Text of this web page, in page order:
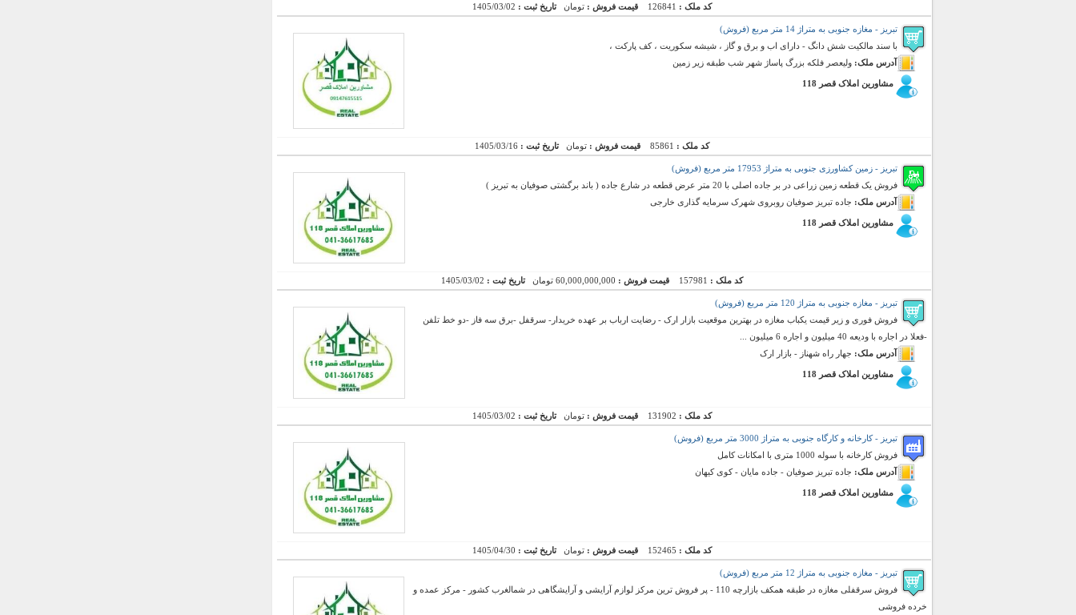
کد ملک : 126841 قیمت فروش : تومانتاریخ ثبت : 1405/03/02
تبریز - مغازه جنوبی به متراژ 14 متر مربع (فروش)
با سند مالکیت شش دانگ - دارای اب و برق و گاز ، شیشه سکوریت ، کف پارکت ،
آدرس ملک: ولیعصر فلکه بزرگ پاساژ شهر شب طبقه زیر زمین
مشاورین املاک قصر 118
کد ملک : 85861 قیمت فروش : تومانتاریخ ثبت : 1405/03/16
تبریز - زمین کشاورزی جنوبی به متراژ 17953 متر مربع (فروش)
فروش یک قطعه زمین زراعی در بر جاده اصلی با 20 متر عرض قطعه در شارع جاده ( باند برگشتی صوفیان به تبریز )
آدرس ملک: جاده تبریز صوفیان روبروی شهرک سرمایه گذاری خارجی
مشاورین املاک قصر 118
کد ملک : 157981 قیمت فروش : 60,000,000,000 تومان تاریخ ثبت : 1405/03/02
تبریز - مغازه جنوبی به متراژ 120 متر مربع (فروش)
فروش فوری و زیر قیمت یکباب مغازه در بهترین موقعیت بازار ارک - رضایت ارباب بر عهده خریدار- سرقفل -برق سه فاز -دو خط تلفن
-فعلا در اجاره با ودیعه 40 میلیون و اجاره 6 میلیون ...
آدرس ملک: جهار راه شهناز - بازار ارک
مشاورین املاک قصر 118
کد ملک : 131902 قیمت فروش : تومانتاریخ ثبت : 1405/03/02
تبریز - کارخانه و کارگاه جنوبی به متراژ 3000 متر مربع (فروش)
فروش کارخانه با سوله 1000 متری با امکانات کامل
آدرس ملک: جاده تبریز صوفیان - جاده مایان - کوی کیهان
مشاورین املاک قصر 118
کد ملک : 152465 قیمت فروش : تومانتاریخ ثبت : 1405/04/30
تبریز - مغازه جنوبی به متراژ 12 متر مربع (فروش)
فروش سرقفلی مغازه در طبقه همکف بازارچه 110 - پر فروش ترین مرکز لوازم آرایشی و آرایشگاهی در شمالغرب کشور - مرکز عمده و
خرده فروشی